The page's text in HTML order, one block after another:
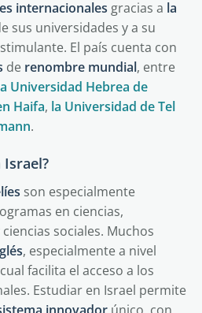
internacionales gracias a la
sus universidades y a su
El país cuenta con
de renombre mundial, entre
Universidad Hebrea de
Haifa, la Universidad de Tel
.
son especialmente
en ciencias,
sociales. Muchos
, especialmente a nivel
facilita el acceso a los
Estudiar en Israel permite